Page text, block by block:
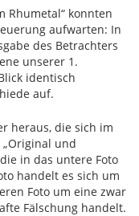
Rhumetal“ konnten
aufwarten: In
des Betrachters
unserer 1.
identisch
auf.
heraus, die sich im
und
in das untere Foto
handelt es sich um
Foto um eine zwar
Fälschung handelt.